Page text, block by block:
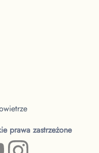
prawa zastrzeżone